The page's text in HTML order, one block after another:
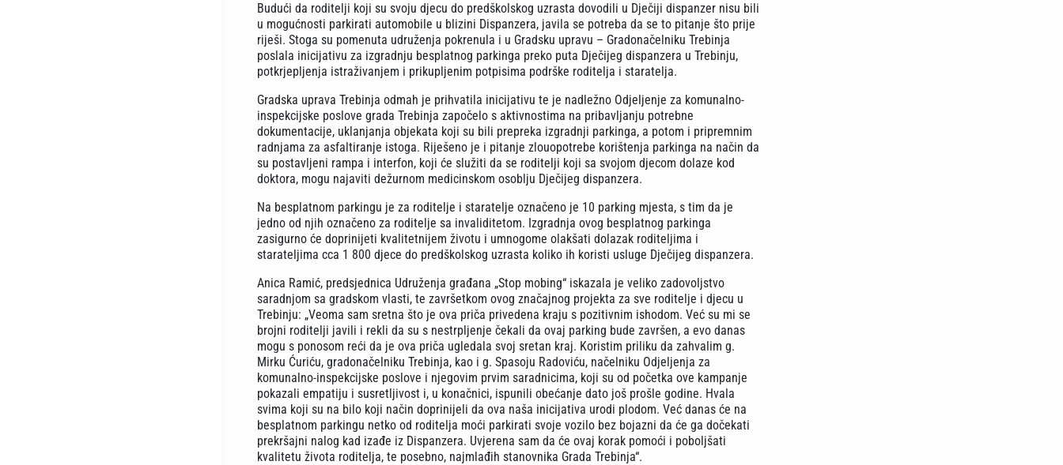
Budući da roditelji koji su svoju djecu do predškolskog uzrasta dovodili u Dječiji dispanzer nisu bili
u mogućnosti parkirati automobile u blizini Dispanzera, javila se potreba da se to pitanje što prije
riješi. Stoga su pomenuta udruženja pokrenula i u Gradsku upravu – Gradonačelniku Trebinja
poslala inicijativu za izgradnju besplatnog parkinga preko puta Dječijeg dispanzera u Trebinju,
potkrjepljenja istraživanjem i prikupljenim potpisima podrške roditelja i staratelja.
Gradska uprava Trebinja odmah je prihvatila inicijativu te je nadležno Odjeljenje za komunalno-
inspekcijske poslove grada Trebinja započelo s aktivnostima na pribavljanju potrebne
dokumentacije, uklanjanja objekata koji su bili prepreka izgradnji parkinga, a potom i pripremnim
radnjama za asfaltiranje istoga. Riješeno je i pitanje zlouopotrebe korištenja parkinga na način da
su postavljeni rampa i interfon, koji će služiti da se roditelji koji sa svojom djecom dolaze kod
doktora, mogu najaviti dežurnom medicinskom osoblju Dječijeg dispanzera.
Na besplatnom parkingu je za roditelje i staratelje označeno je 10 parking mjesta, s tim da je
jedno od njih označeno za roditelje sa invaliditetom. Izgradnja ovog besplatnog parkinga
zasigurno će doprinijeti kvalitetnijem životu i umnogome olakšati dolazak roditeljima i
starateljima cca 1 800 djece do predškolskog uzrasta koliko ih koristi usluge Dječijeg dispanzera.
Anica Ramić, predsjednica Udruženja građana „Stop mobing“ iskazala je veliko zadovoljstvo
saradnjom sa gradskom vlasti, te završetkom ovog značajnog projekta za sve roditelje i djecu u
Trebinju: „Veoma sam sretna što je ova priča privedena kraju s pozitivnim ishodom. Već su mi se
brojni roditelji javili i rekli da su s nestrpljenje čekali da ovaj parking bude završen, a evo danas
mogu s ponosom reći da je ova priča ugledala svoj sretan kraj. Koristim priliku da zahvalim g.
Mirku Ćuriću, gradonačelniku Trebinja, kao i g. Spasoju Radoviću, načelniku Odjeljenja za
komunalno-inspekcijske poslove i njegovim prvim saradnicima, koji su od početka ove kampanje
pokazali empatiju i susretljivost i, u konačnici, ispunili obećanje dato još prošle godine. Hvala
svima koji su na bilo koji način doprinijeli da ova naša inicijativa urodi plodom. Već danas će na
besplatnom parkingu netko od roditelja moći parkirati svoje vozilo bez bojazni da će ga dočekati
prekršajni nalog kad izađe iz Dispanzera. Uvjerena sam da će ovaj korak pomoći i poboljšati
kvalitetu života roditelja, te posebno, najmlađih stanovnika Grada Trebinja“.